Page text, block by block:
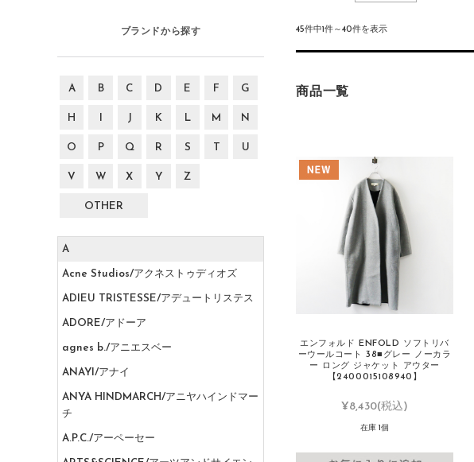
45件中1件～40件を表示
商品一覧
エンフォルド ENFOLD ソフトリバ
ーウールコート 38■グレー ノーカラ
ー ロング ジャケット アウター
【2400015108940】
¥8,430(税込)
在庫 1個
ブランドから探す
A B C D E F G
H J K L M N
O P Q R S T U
V W X Y Z
OTHER
A
Acne Studios/アクネストゥディオズ
ADIEU TRISTESSE/アデュートリステス
ADORE/アドーア
agnes b./アニエスベー
ANAYI/アナイ
ANYA HINDMARCH/アニヤハインドマー
チ
A.P.C./アーペーセー